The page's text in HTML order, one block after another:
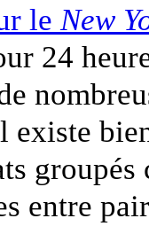
le New
24
existe
entre